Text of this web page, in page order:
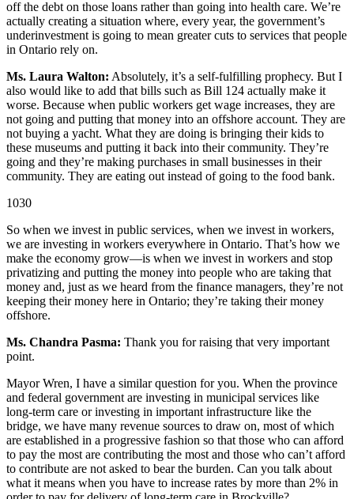
off the debt on those loans rather than going into health care. We’re
actually creating a situation where, every year, the government’s
underinvestment is going to mean greater cuts to services that people
in Ontario rely on.
Ms. Laura Walton: Absolutely, it’s a self-fulfilling prophecy. But I
also would like to add that bills such as Bill 124 actually make it
worse. Because when public workers get wage increases, they are
not going and putting that money into an offshore account. They are
not buying a yacht. What they are doing is bringing their kids to
these museums and putting it back into their community. They’re
going and they’re making purchases in small businesses in their
community. They are eating out instead of going to the food bank.
1030
So when we invest in public services, when we invest in workers,
we are investing in workers everywhere in Ontario. That’s how we
make the economy grow—is when we invest in workers and stop
privatizing and putting the money into people who are taking that
money and, just as we heard from the finance managers, they’re not
keeping their money here in Ontario; they’re taking their money
offshore.
Ms. Chandra Pasma: Thank you for raising that very important
point.
Mayor Wren, I have a similar question for you. When the province
and federal government are investing in municipal services like
long-term care or investing in important infrastructure like the
bridge, we have many revenue sources to draw on, most of which
are established in a progressive fashion so that those who can afford
to pay the most are contributing the most and those who can’t afford
to contribute are not asked to bear the burden. Can you talk about
what it means when you have to increase rates by more than 2% in